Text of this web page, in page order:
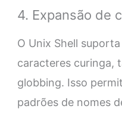
4. Expansão de
O Unix Shell
caracteres curinga,
globbing. Isso
padrões de nomes